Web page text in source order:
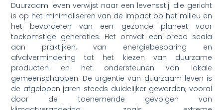
Duurzaam leven verwijst naar een levensstijl die gericht
is op het minimaliseren van de impact op het milieu en
het bevorderen van een gezonde planeet voor
toekomstige generaties. Het omvat een breed scala
aan praktijken, van energiebesparing en
afvalvermindering tot het kiezen van duurzame
producten en het ondersteunen van lokale
gemeenschappen. De urgentie van duurzaam leven is
de afgelopen jaren steeds duidelijker geworden, vooral
door de toenemende gevolgen van